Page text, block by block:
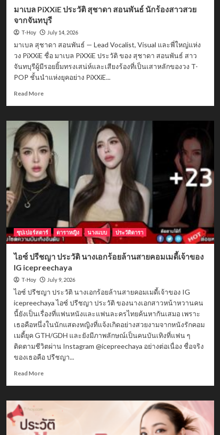
มาเบล PiXXiE ประวัติ สุชาดา สอนพันธ์ นักร้องสาวสวย
จากจันทบุรี
T-Hoy July 14, 2026
มาเบล สุชาดา สอนพันธ์ — Lead Vocalist, Visual และพี่ใหญ่แห่ง
วง PiXXiE ชื่อ มาเบล PiXXiE ประวัติ ของ สุชาดา สอนพันธ์ สาว
จันทบุรีผู้มีรอยยิ้มทรงเสน่ห์และเสียงร้องที่เป็นเสาหลักของวง T-
POP ชั้นนำแห่งยุคอย่าง PiXXiE...
Read MoreRead
มา
เบล
PiXXiE
ประวัติ
สุชาดา
สอน
พันธ์
นัก
จันทบุรี
ซุปเปอร์สตาร์ ดาราหญิง นางแบบ ประวัติดารา
ไอซ์ ปรีชญา ประวัติ นางเอกร้อยล้านสายคอมเมดี้เจ้าของ
IG icepreechaya
T-Hoy July 9, 2026
ไอซ์ ปรีชญา ประวัติ นางเอกร้อยล้านสายคอมเมดี้เจ้าของ IG
icepreechaya ไอซ์ ปรีชญา ประวัติ ของนางเอกสาวหน้าหวานคน
นี้ยังเป็นเรื่องที่แฟนหนังและแฟนละครไทยค้นหากันเสมอ เพราะ
เธอคือหนึ่งในนักแสดงหญิงที่แจ้งเกิดอย่างสวยงามจากหนังรักคอม
เมดี้ยุค GTH/GDH และยังมีภาพลักษณ์เป็นคนบันเทิงที่แฟน ๆ
ติดตามชีวิตผ่าน Instagram @icepreechaya อย่างต่อเนื่อง ชื่อจริง
ของเธอคือ ปรีชญา...
Read MoreRead
ไอซ์
ประวัติ
นางเอก